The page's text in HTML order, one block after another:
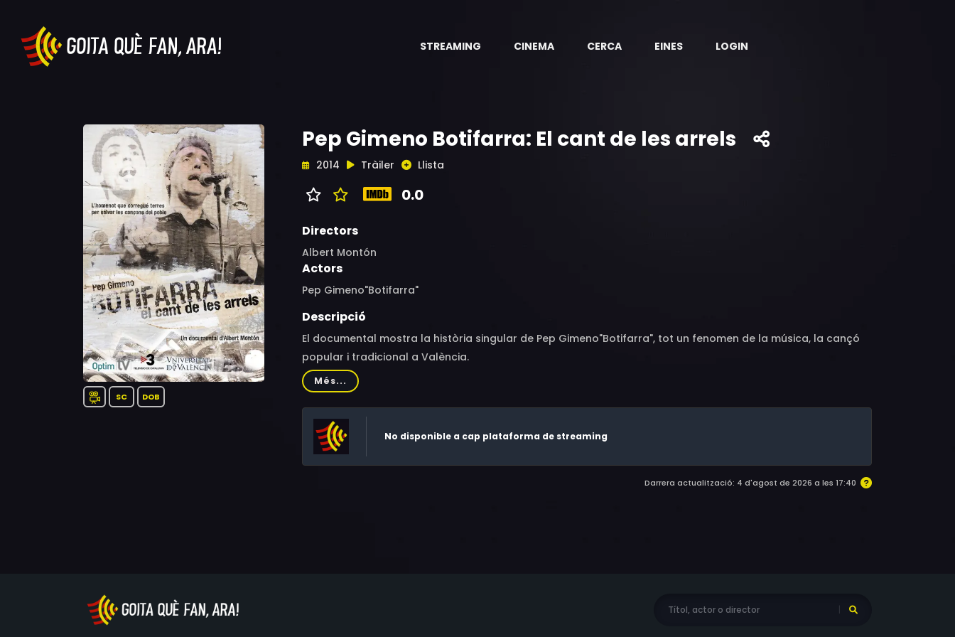
STREAMING CINEMA CERCA EINES LOGIN
SC DOB
Pep Gimeno Botifarra: El cant de les arrels
2014 Tràiler Llista
0.0
Directors
Albert Montón
Actors
Pep Gimeno"Botifarra"
Descripció
El documental mostra la història singular de Pep Gimeno"Botifarra", tot un fenomen de la música, la cançó
popular i tradicional a València.
Més...
No disponible a cap plataforma de streaming
Darrera actualització: 4 d'agost de 2026 a les 17:40